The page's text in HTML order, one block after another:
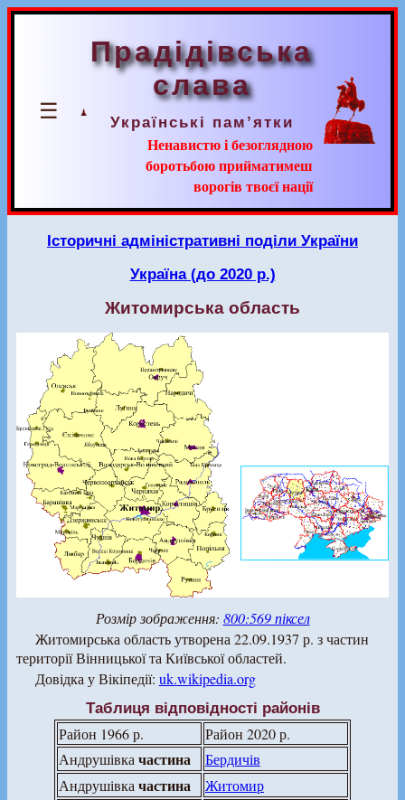
☰
Прадідівська
слава
Українські пам’ятки
Ненавистю і безоглядною
боротьбою прийматимеш
ворогів твоєї нації
Історичні адміністративні поділи України
Україна (до 2020 р.)
Житомирська область
Розмір зображення: 800:569 піксел
Житомирська область утворена 22.09.1937 р. з частин
території Вінницької та Київської областей.
Довідка у Вікіпедії: uk.wikipedia.org
Таблиця відповідності районів
Район 1966 р.
Район 2020 р.
Андрушівка частина
Бердичів
Андрушівка частина
Житомир